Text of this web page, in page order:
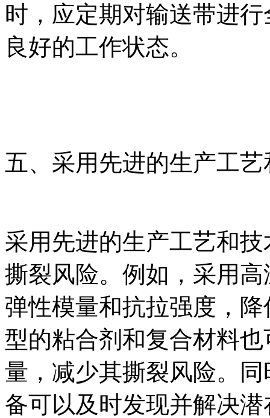
时，应定期对输送带进
良好的工作状态。
五、采用先进的生产工艺
采用先进的生产工艺和
撕裂风险。例如，采用
弹性模量和抗拉强度，
型的粘合剂和复合材料
量，减少其撕裂风险。
备可以及时发现并解决